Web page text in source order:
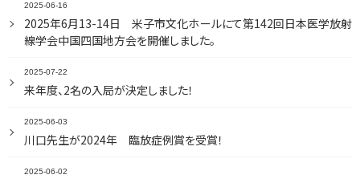
2025-06-16
2025年6月13-14日 米子市文化ホールにて第142回日本医学放射
線学会中国四国地方会を開催しました。
2025-07-22
来年度、2名の入局が決定しました！
2025-06-03
川口先生が2024年 臨放症例賞を受賞！
2025-06-02